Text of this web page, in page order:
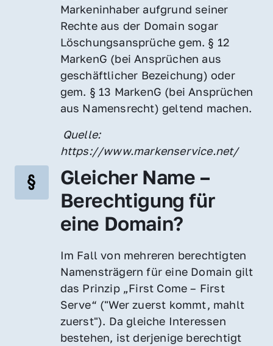
Markeninhaber aufgrund seiner
Rechte aus der Domain sogar
Löschungsansprüche gem. § 12
MarkenG (bei Ansprüchen aus
geschäftlicher Bezeichung) oder
gem. § 13 MarkenG (bei Ansprüchen
aus Namensrecht) geltend machen.
https://www.markenservice.net/
Gleicher Name –
Berechtigung für
eine Domain?
Im Fall von mehreren berechtigten
Namensträgern für eine Domain gilt
das Prinzip „First Come – First
Serve“ ("Wer zuerst kommt, mahlt
zuerst"). Da gleiche Interessen
bestehen, ist derjenige berechtigt